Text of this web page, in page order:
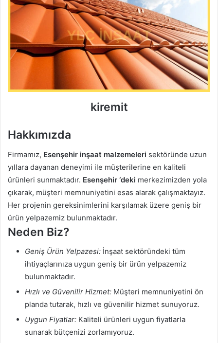
kiremit
Hakkımızda
Firmamız, Esenşehir inşaat malzemeleri sektöründe uzun
yıllara dayanan deneyimi ile müşterilerine en kaliteli
ürünleri sunmaktadır. Esenşehir ‘deki merkezimizden yola
çıkarak, müşteri memnuniyetini esas alarak çalışmaktayız.
Her projenin gereksinimlerini karşılamak üzere geniş bir
ürün yelpazemiz bulunmaktadır.
Neden Biz?
Geniş Ürün Yelpazesi: İnşaat sektöründeki tüm
ihtiyaçlarınıza uygun geniş bir ürün yelpazemiz
bulunmaktadır.
Hızlı ve Güvenilir Hizmet: Müşteri memnuniyetini ön
planda tutarak, hızlı ve güvenilir hizmet sunuyoruz.
Uygun Fiyatlar: Kaliteli ürünleri uygun fiyatlarla
sunarak bütçenizi zorlamıyoruz.